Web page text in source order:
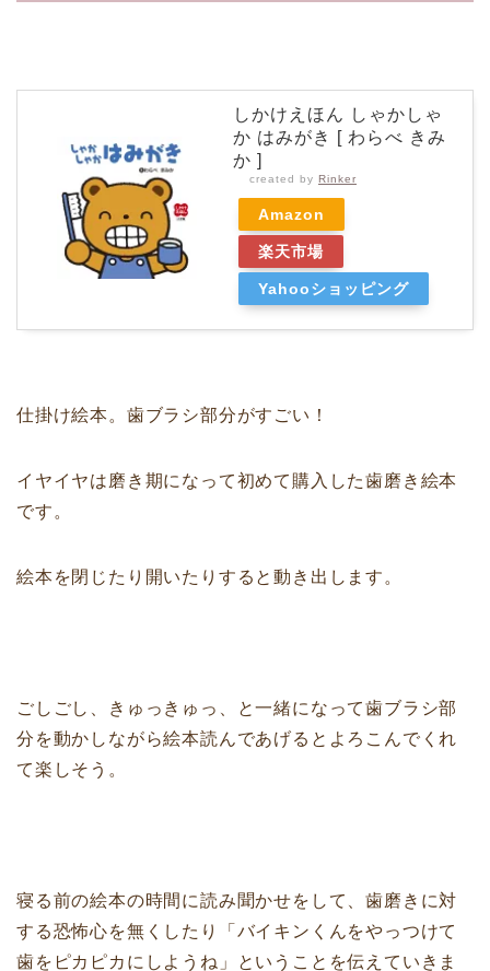
しかけえほん しゃかしゃ
か はみがき [ わらべ きみ
か ]
created by Rinker
Amazon
楽天市場
Yahooショッピング
仕掛け絵本。歯ブラシ部分がすごい！
イヤイヤは磨き期になって初めて購入した歯磨き絵本
です。
絵本を閉じたり開いたりすると動き出します。
ごしごし、きゅっきゅっ、と一緒になって歯ブラシ部
分を動かしながら絵本読んであげるとよろこんでくれ
て楽しそう。
寝る前の絵本の時間に読み聞かせをして、歯磨きに対
する恐怖心を無くしたり「バイキンくんをやっつけて
歯をピカピカにしようね」ということを伝えていきま